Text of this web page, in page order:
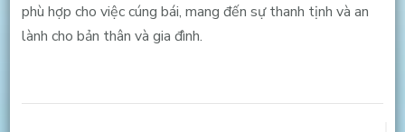
phù hợp cho việc cúng bái, mang đến sự thanh tịnh và an
lành cho bản thân và gia đình.